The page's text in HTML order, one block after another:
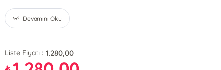
Devamını Oku
Liste Fiyatı : 1.280,00